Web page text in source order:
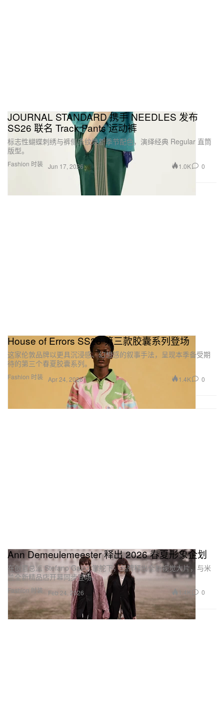
Fashion 时装
JOURNAL STANDARD 携手 NEEDLES 发布
SS26 联名 Track Pants 运动裤
标志性蝴蝶刺绣与裤侧条纹焕新季节配色，演绎经典 Regular 直筒
版型。
Jun 17, 2026 1.0K 0
Fashion 时装
House of Errors SS26 第三款胶囊系列登场
这家伦敦品牌以更具沉浸感、幻想感的叙事手法，呈现本季备受期
待的第三个春夏胶囊系列。
Apr 24, 2026 1.4K 0
Fashion 时装
Ann Demeulemeester 释出 2026 春夏形象企划
在创意总监 Stefano Gallici 掌舵下，品牌释出全新视觉大片，与米
兰全新精品店开幕同步登场。
Feb 24, 2026 1.4K 0